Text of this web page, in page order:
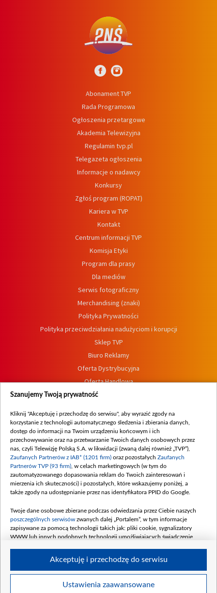
Abonament TVP
Rada Programowa
Ogłoszenia przetargowe
Akademia Telewizyjna
Regulamin tvp.pl
Telegazeta ogłoszenia
Informacje o nadawcy
Konkursy
Zgłoś program (ROPAT)
Kariera w TVP
Kontakt
Centrum informacji TVP
Komisja Etyki
Program dla prasy
Dla mediów
Serwis fotograficzny
Merchandising (znaki)
Polityka Prywatności
Polityka przeciwdziałania nadużyciom i korupcji
Sklep TVP
Biuro Reklamy
Oferta Dystrybucyjna
Oferta Handlowa
Dostępność
Procedura zgłoszeń wewnętrznych
Szanujemy Twoją prywatność
Kliknij "Akceptuję i przechodzę do serwisu", aby wyrazić zgody na
korzystanie z technologii automatycznego śledzenia i zbierania danych,
dostęp do informacji na Twoim urządzeniu końcowym i ich
przechowywanie oraz na przetwarzanie Twoich danych osobowych przez
nas, czyli Telewizję Polską S.A. w likwidacji (zwaną dalej również „TVP”),
Zaufanych Partnerów z IAB* (1201 firm) oraz pozostałych Zaufanych
Partnerów TVP (93 firm) , w celach marketingowych (w tym do
zautomatyzowanego dopasowania reklam do Twoich zainteresowań i
mierzenia ich skuteczności) i pozostałych, które wskazujemy poniżej, a
także zgody na udostępnianie przez nas identyfikatora PPID do Google.
Twoje dane osobowe zbierane podczas odwiedzania przez Ciebie naszych
poszczególnych serwisów zwanych dalej „Portalem”, w tym informacje
zapisywane za pomocą technologii takich jak: pliki cookie, sygnalizatory
WWW lub innych podobnych technologii umożliwiających świadczenie
Twoje dane osobowe zbierane podczas odwiedzania przez Ciebie
Ustawienia zaawansowane
Akceptuję i przechodzę do serwisu